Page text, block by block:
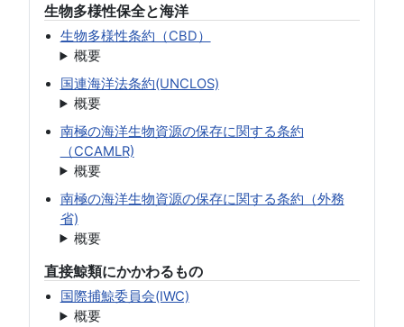
生物多様性保全と海洋
生物多様性条約（CBD）
概要
国連海洋法条約(UNCLOS)
概要
南極の海洋生物資源の保存に関する条約
（CCAMLR)
概要
南極の海洋生物資源の保存に関する条約（外務
省)
概要
直接鯨類にかかわるもの
国際捕鯨委員会(IWC)
概要